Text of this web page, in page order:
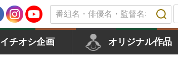
イチオシ企画 オリジナル作品